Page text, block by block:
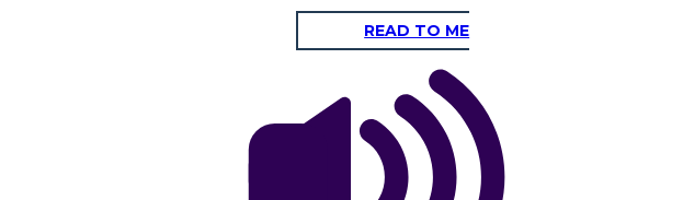
interactuar con su entorno
dentro del útero. ¡Es como
un pequeño astronauta
explorando su nave
espacial!
proceso increíblemente complejo
READ TO ME